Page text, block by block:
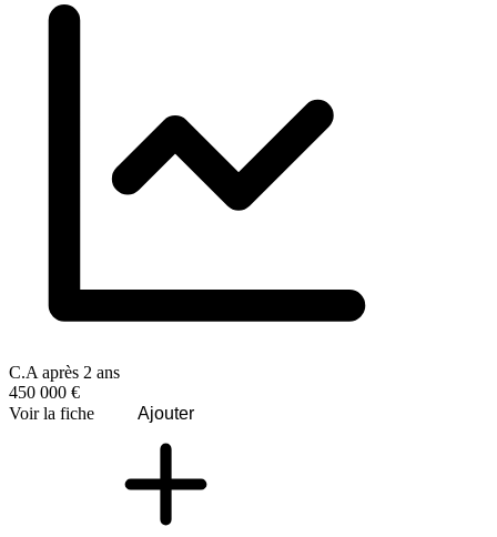
C.A après 2 ans
450 000 €
Voir la fiche
Ajouter